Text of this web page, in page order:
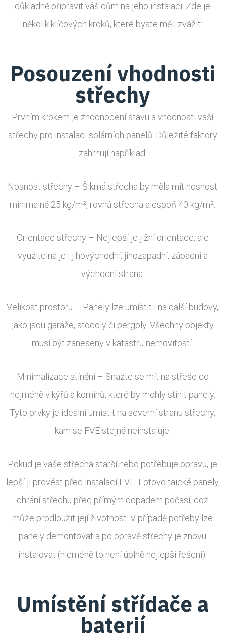
důkladně připravit váš dům na jeho instalaci. Zde je
několik klíčových kroků, které byste měli zvážit:
Posouzení vhodnosti
střechy
Prvním krokem je zhodnocení stavu a vhodnosti vaší
střechy pro instalaci solárních panelů. Důležité faktory
zahrnují například:
Nosnost střechy – Šikmá střecha by měla mít nosnost
minimálně 25 kg/m², rovná střecha alespoň 40 kg/m².
Orientace střechy – Nejlepší je jižní orientace, ale
využitelná je i jihovýchodní, jihozápadní, západní a
východní strana.
Velikost prostoru – Panely lze umístit i na další budovy,
jako jsou garáže, stodoly či pergoly. Všechny objekty
musí být zaneseny v katastru nemovitostí.
Minimalizace stínění – Snažte se mít na střeše co
nejméně vikýřů a komínů, které by mohly stínit panely.
Tyto prvky je ideální umístit na severní stranu střechy,
kam se FVE stejně neinstaluje.
Pokud je vaše střecha starší nebo potřebuje opravu, je
lepší ji provést před instalací FVE. Fotovoltaické panely
chrání střechu před přímým dopadem počasí, což
může prodloužit její životnost. V případě potřeby lze
panely demontovat a po opravě střechy je znovu
instalovat (nicméně to není úplně nejlepší řešení).
Umístění střídače a
baterií